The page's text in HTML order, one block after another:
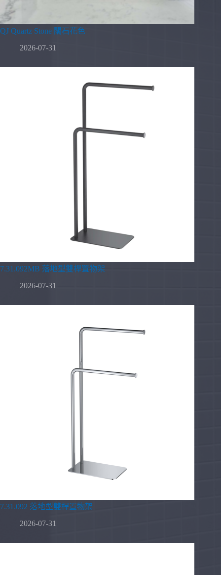
QJ Quartz Stone 闊石花色
2026-07-31
7.31.092MB 落地型雙桿置物架
2026-07-31
7.31.092 落地型雙桿置物架
2026-07-31